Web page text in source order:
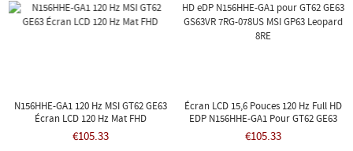
N156HHE-GA1 120 Hz MSI GT62 GE63
Écran LCD 120 Hz Mat FHD
€105.33
Écran LCD 15,6 Pouces 120 Hz Full HD
EDP N156HHE-GA1 Pour GT62 GE63
GS63VR 7RG-078US MSI GP63 Leopard
8RE
€105.33